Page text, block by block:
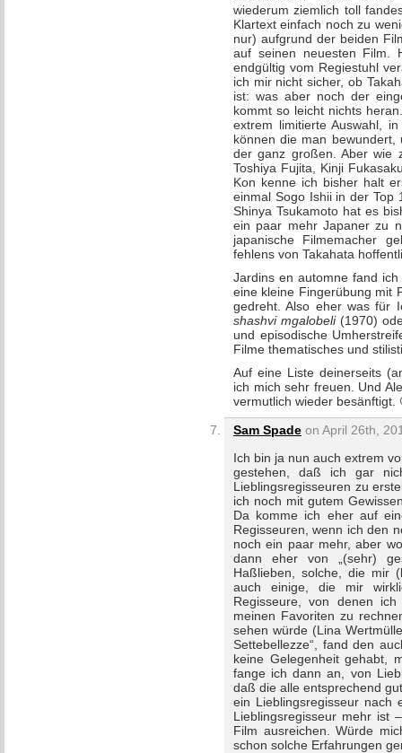
wiederum ziemlich toll
Klartext einfach noch zu
nur) aufgrund der beiden
auf seinen neuesten Film.
endgültig vom Regiestuhl
ich mir nicht sicher, ob
ist: was aber noch der
kommt so leicht nichts
extrem limitierte Auswahl,
können die man
der ganz großen. Aber wie
Toshiya Fujita, Kinji
Kon kenne ich bisher halt
einmal Sogo Ishii in der Top
Shinya Tsukamoto hat es
ein paar mehr Japaner zu
japanische Filmemacher
fehlens von Takahata
Jardins en automne fand
eine kleine Fingerübung mit
gedreht. Also eher was für
shashvi mgalobeli(1970)
und episodische
Filme thematisches und
Auf eine Liste deinerseits
ich mich sehr freuen. Und
vermutlich wieder besänftigt.
Sam Spade on April 26th,
Ich bin ja nun auch extrem
gestehen, daß ich gar
Lieblingsregisseuren zu
ich noch mit gutem
Da komme ich eher auf
Regisseuren, wenn ich den
noch ein paar mehr, aber
dann eher von „(sehr)
Haßlieben, solche, die mir
auch einige, die mir
Regisseure, von denen
meinen Favoriten zu
sehen würde (Lina
Settebellezze“, fand den
keine Gelegenheit gehabt,
fange ich dann an, von
daß die alle entsprechend
ein Lieblingsregisseur nach
Lieblingsregisseur mehr ist
Film ausreichen. Würde
schon solche Erfahrungen